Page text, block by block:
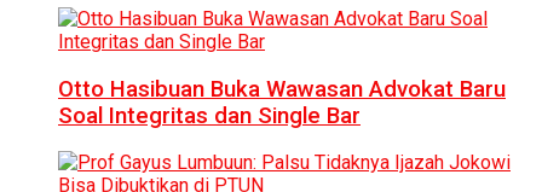
Otto Hasibuan Buka Wawasan Advokat Baru
Soal Integritas dan Single Bar